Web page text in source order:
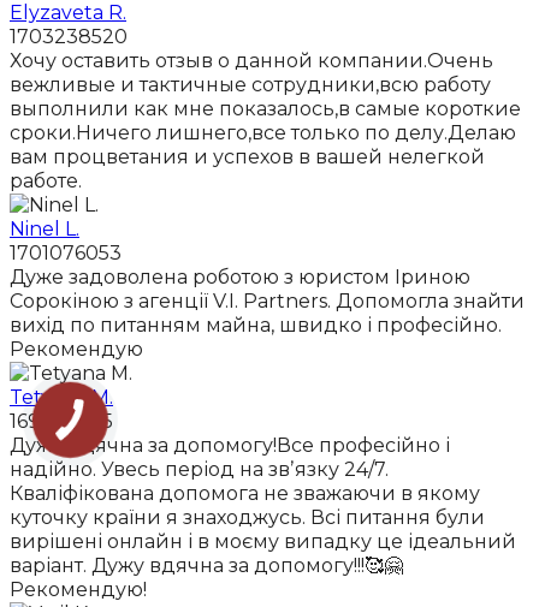
Elyzaveta R.
1703238520
Хочу оставить отзыв о данной компании.Очень
вежливые и тактичные сотрудники,всю работу
выполнили как мне показалось,в самые короткие
сроки.Ничего лишнего,все только по делу.Делаю
вам процветания и успехов в вашей нелегкой
работе.
Ninel L.
1701076053
Дуже задоволена роботою з юристом Іриною
Сорокіною з агенції V.I. Partners. Допомогла знайти
вихід по питанням майна, швидко і професійно.
Рекомендую
Tetyana M.
1698601615
Дуже вдячна за допомогу!Все професійно і
надійно. Увесь період на звʼязку 24/7.
Кваліфікована допомога не зважаючи в якому
куточку країни я знаходжусь. Всі питання були
вирішені онлайн і в моєму випадку це ідеальний
варіант. Дужу вдячна за допомогу!!!🥰🤗
Рекомендую!